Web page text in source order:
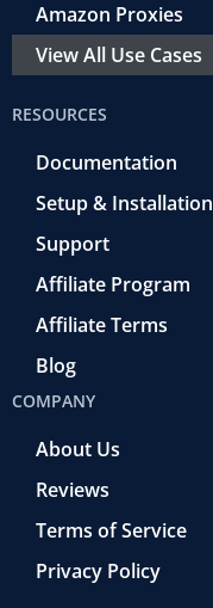
Amazon Proxies
View All Use Cases
RESOURCES
Documentation
Setup & Installation
Support
Affiliate Program
Affiliate Terms
Blog
COMPANY
About Us
Reviews
Terms of Service
Privacy Policy